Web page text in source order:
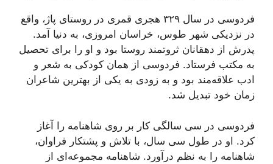
فردوسی در سال ۳۲۹ هجری قمری در روستای پاژ، واقع
در نزدیکی شهر طوس، خراسان امروزی، به دنیا آمد.
پدرش از دهقانان ثروتمند روستا بود و او را برای تحصیل
به مکتب فرستاد. فردوسی از همان کودکی به شعر و
ادب علاقه‌مند بود و به زودی به یکی از بهترین شاعران
زمان خود تبدیل شد.
فردوسی در سی سالگی کار بر روی شاهنامه را آغاز
کرد. او در طول سی سال، با تلاش و پشتکار فراوان،
شاهنامه را به نظم درآورد. شاهنامه مجموعه‌ای از